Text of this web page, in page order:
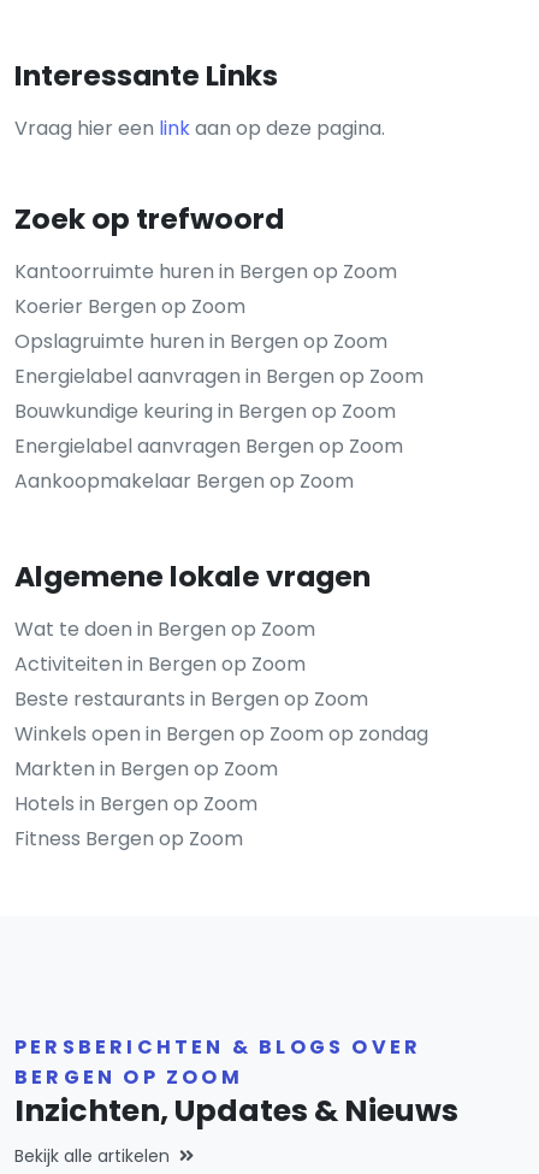
Interessante Links
Vraag hier een linkaan op deze pagina.
Zoek op trefwoord
Kantoorruimte huren in Bergen op Zoom
Koerier Bergen op Zoom
Opslagruimte huren in Bergen op Zoom
Energielabel aanvragen in Bergen op Zoom
Bouwkundige keuring in Bergen op Zoom
Energielabel aanvragen Bergen op Zoom
Aankoopmakelaar Bergen op Zoom
Algemene lokale vragen
Wat te doen in Bergen op Zoom
Activiteiten in Bergen op Zoom
Beste restaurants in Bergen op Zoom
Winkels open in Bergen op Zoom op zondag
Markten in Bergen op Zoom
Hotels in Bergen op Zoom
Fitness Bergen op Zoom
PERSBERICHTEN & BLOGS OVER
BERGEN OP ZOOM
Inzichten, Updates & Nieuws
Bekijk alle artikelen